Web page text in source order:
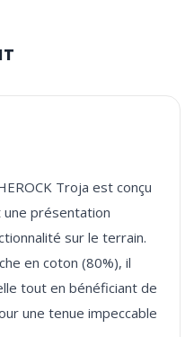
Troja est conçu
présentation
sur le terrain.
en coton (80%), il
tout en bénéficiant de
une tenue impeccable